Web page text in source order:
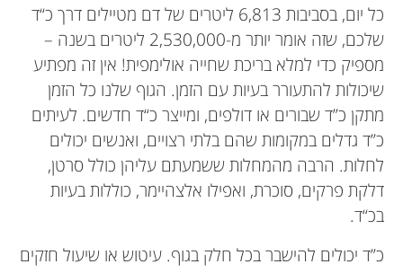
כל יום, בסביבות 6,813 ליטרים של דם מטיילים דרך כ“ד
שלכם, שזה אומר יותר מ-2,530,000 ליטרים בשנה –
מספיק כדי למלא בריכת שחייה אולימפית! אין זה מפתיע
שיכולות להתעורר בעיות עם הזמן. הגוף שלנו כל הזמן
מתקן כ”ד שבורים או דולפים, ומייצר כ“ד חדשים. לעיתים
כ”ד גדלים במקומות שהם בלתי רצויים, ואנשים יכולים
לחלות. הרבה מהמחלות ששמעתם עליהן כולל סרטן,
דלקת פרקים, סוכרת, ואפילו אלצהיימר, כוללות בעיות
בכ“ד.
כ”ד יכולים להישבר בכל חלק בגוף. עיטוש או שיעול חזקים